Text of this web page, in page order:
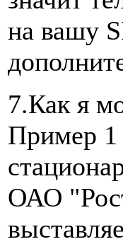
на вашу
7.Как я
Пример 1
ОАО